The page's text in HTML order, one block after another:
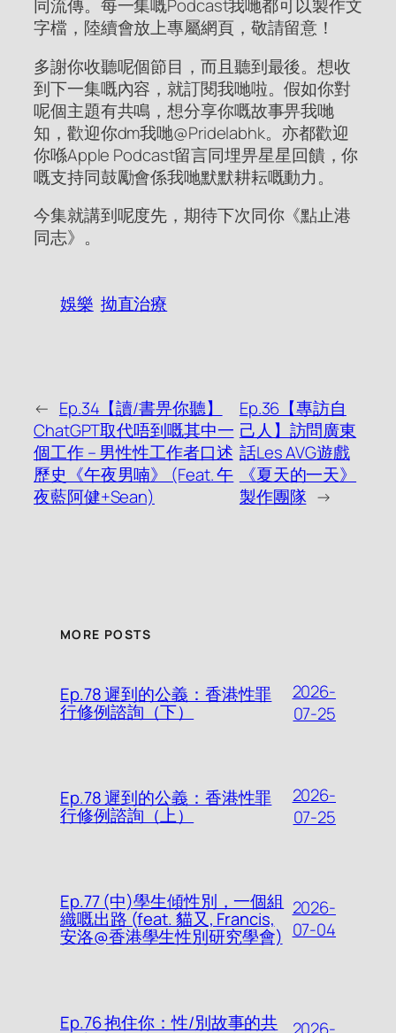
同流傳。每一集嘅Podcast我哋都可以製作文
字檔，陸續會放上專屬網頁，敬請留意！
多謝你收聽呢個節目，而且聽到最後。想收
到下一集嘅內容，就訂閱我哋啦。假如你對
呢個主題有共鳴，想分享你嘅故事畀我哋
知，歡迎你dm我哋@Pridelabhk。亦都歡迎
你喺Apple Podcast留言同埋畀星星回饋，你
嘅支持同鼓勵會係我哋默默耕耘嘅動力。
今集就講到呢度先，期待下次同你《點止港
同志》。
娛樂 拗直治療
← Ep.34【讀/書畀你聽】
ChatGPT取代唔到嘅其中一
個工作 – 男性性工作者口述
歷史《午夜男喃》 (Feat. 午
夜藍阿健+Sean)
Ep.36【專訪自
己人】訪問廣東
話Les AVG遊戲
《夏天的一天》
製作團隊 →
MORE POSTS
Ep.78 遲到的公義：香港性罪
行修例諮詢（下）
2026-
07-25
Ep.78 遲到的公義：香港性罪
行修例諮詢（上）
2026-
07-25
Ep.77 (中)學生傾性別，一個組
織嘅出路 (feat. 貓又, Francis,
安洛@香港學生性別研究學會)
2026-
07-04
Ep.76 抱住你：性/別故事的共